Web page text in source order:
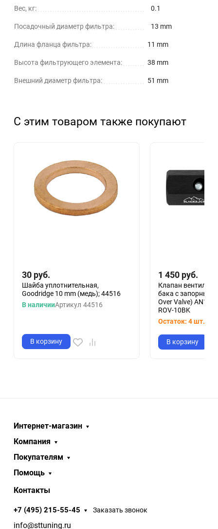
Вес, кг: 0.1
Посадочный диаметр фильтра: 13 mm
Длина фланца фильтра: 11 mm
Высота фильтрующего элемента: 38 mm
Внешний диаметр фильтра: 51 mm
С этим товаром также покупают
30 руб.
Шайба уплотнительная,
Goodridge 10 mm (медь); 44516
В наличииАртикул 44516
В корзину
1 450 руб.
Клапан
бака с запорным
Over Valve) AN10
ROV-10BK
Остаток: 4 шт.
В корзину
Интернет-магазин
Компания
Покупателям
Помощь
Контакты
+7 (495) 215-55-45 Заказать звонок
info@sttuning.ru